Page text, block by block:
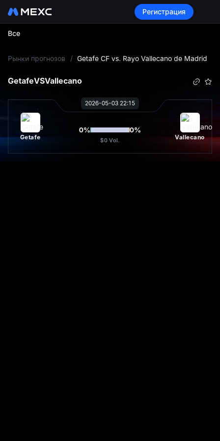
Регистрация
Все
Рынки прогнозов / Getafe CF vs. Rayo Vallecano de Madrid
GetafeVSVallecano
2026-05-03 22:15
Getafe
0% 0%
$0 Vol. Vallecano